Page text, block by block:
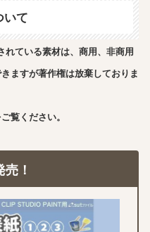
いて
れている素材は、商用、非商用
ますが著作権は放棄しておりま
覧ください。
！